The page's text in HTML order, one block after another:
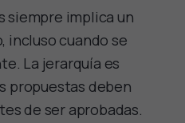
siempre implica un
incluso cuando se
La jerarquía es
propuestas deben
de ser aprobadas.